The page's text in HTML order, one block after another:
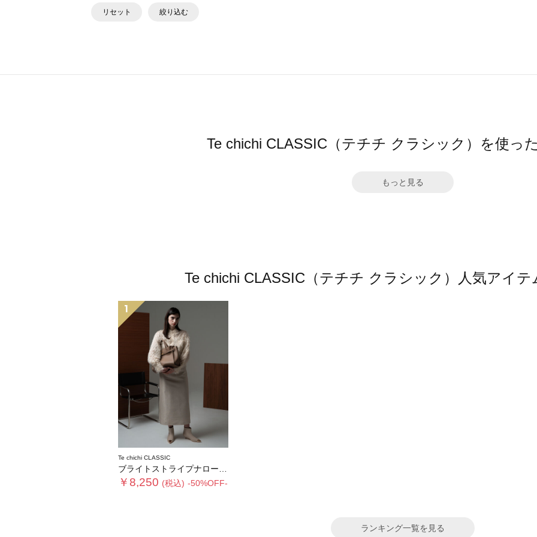
リセット 絞り込む
Te chichi CLASSIC（テチチ クラシック）を使っ
もっと見る
Te chichi CLASSIC（テチチ クラシック）人気アイ
1
Te chichi CLASSIC
ブライトストライプナロースカート《2025winter catalog item》
￥8,250 (税込) -50%OFF-
ランキング一覧を見る